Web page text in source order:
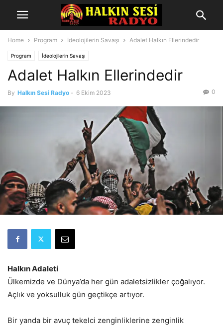
Home Program İdeolojilerin Savaşı Adalet Halkın Ellerindedir
Program İdeolojilerin Savaşı
Adalet Halkın Ellerindedir
By Halkın Sesi Radyo - 6 Ekim 2023 0
Halkın Adaleti
Ülkemizde ve Dünya’da her gün adaletsizlikler çoğalıyor.
Açlık ve yoksulluk gün geçtikçe artıyor.
Bir yanda bir avuç tekelci zenginliklerine zenginlik